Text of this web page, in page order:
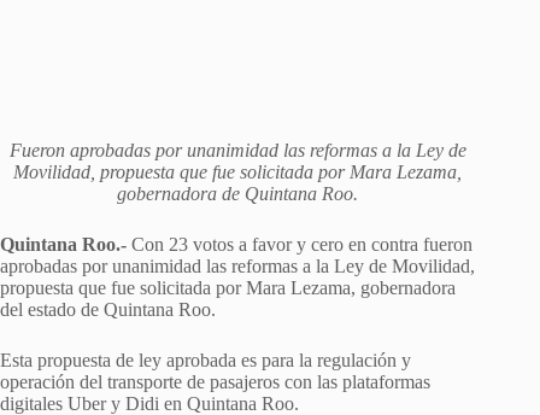
Fueron aprobadas por unanimidad las reformas a la Ley de
Movilidad, propuesta que fue solicitada por Mara Lezama,
gobernadora de Quintana Roo.
Quintana Roo.- Con 23 votos a favor y cero en contra fueron
aprobadas por unanimidad las reformas a la Ley de Movilidad,
propuesta que fue solicitada por Mara Lezama, gobernadora
del estado de Quintana Roo.
Esta propuesta de ley aprobada es para la regulación y
operación del transporte de pasajeros con las plataformas
digitales Uber y Didi en Quintana Roo.